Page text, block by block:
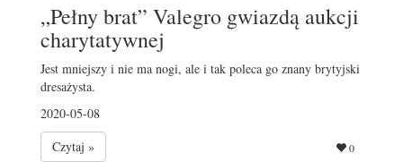
„Pełny brat” Valegro gwiazdą aukcji
charytatywnej
Jest mniejszy i nie ma nogi, ale i tak poleca go znany brytyjski
dresażysta.
2020-05-08
Czytaj »
0